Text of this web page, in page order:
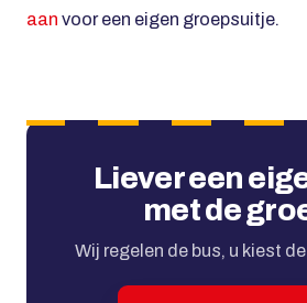
aan voor een eigen groepsuitje.
Liever een
met de
Wij regelen de bus, u kiest